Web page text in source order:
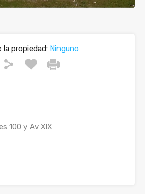
la propiedad: Ninguno
100 y Av XlX